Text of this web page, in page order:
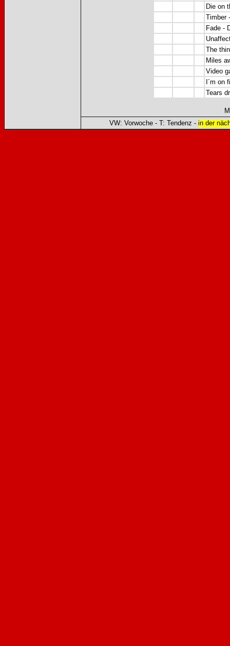
Die on
Timber
Fade -
The
Miles
Video
I´m on
Tears
VW: Vorwoche - T: Tendenz - in der